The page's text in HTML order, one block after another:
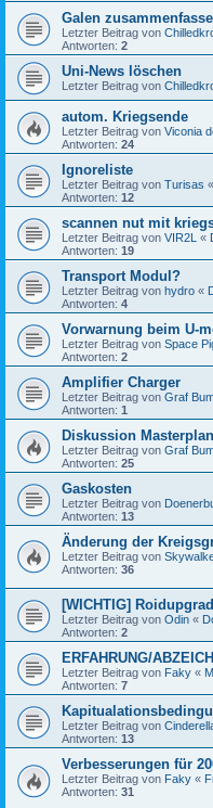
Galen
Letzter Beitrag von
Antworten: 2
Uni-News löschen
Letzter Beitrag von
autom. Kriegsende
Letzter Beitrag von Viconia
Antworten: 24
Ignoreliste
Letzter Beitrag von Turisas «
Antworten: 12
scannen nut mit
Letzter Beitrag von VIR2L «
Antworten: 19
Transport Modul?
Letzter Beitrag von hydro «
Antworten: 4
Vorwarnung beim U-
Letzter Beitrag von Space
Antworten: 2
Amplifier Charger
Letzter Beitrag von Graf
Antworten: 1
Diskussion Masterplan
Letzter Beitrag von Graf
Antworten: 25
Gaskosten
Letzter Beitrag von
Antworten: 13
Änderung der
Letzter Beitrag von
Antworten: 36
[WICHTIG]
Letzter Beitrag von Odin «
Antworten: 2
ERFAHRUNG/
Letzter Beitrag von Faky «
Antworten: 7
Letzter Beitrag von
Antworten: 13
Verbesserungen für
Letzter Beitrag von Faky «
Antworten: 31